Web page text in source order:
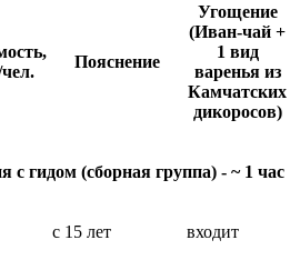
Пояснение
Угощение
(Иван-чай +
1 вид
варенья из
Камчатских
дикоросов)
с гидом (сборная группа) - ~ 1 час
с 15 лет входит